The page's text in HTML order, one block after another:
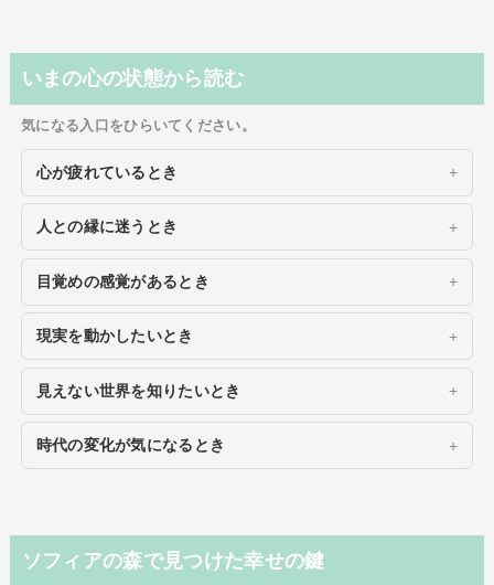
いまの心の状態から読む
気になる入口をひらいてください。
心が疲れているとき
人との縁に迷うとき
目覚めの感覚があるとき
現実を動かしたいとき
見えない世界を知りたいとき
時代の変化が気になるとき
ソフィアの森で見つけた幸せの鍵